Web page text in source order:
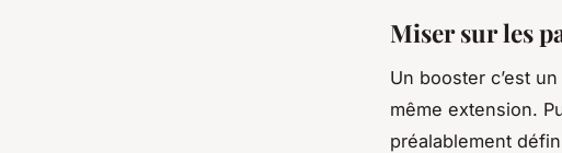
Miser sur les
Un booster c’est
même extension.
préalablement